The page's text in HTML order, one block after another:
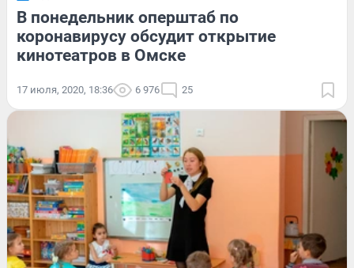
В понедельник оперштаб по
коронавирусу обсудит открытие
кинотеатров в Омске
17 июля, 2020, 18:36 6 976 25